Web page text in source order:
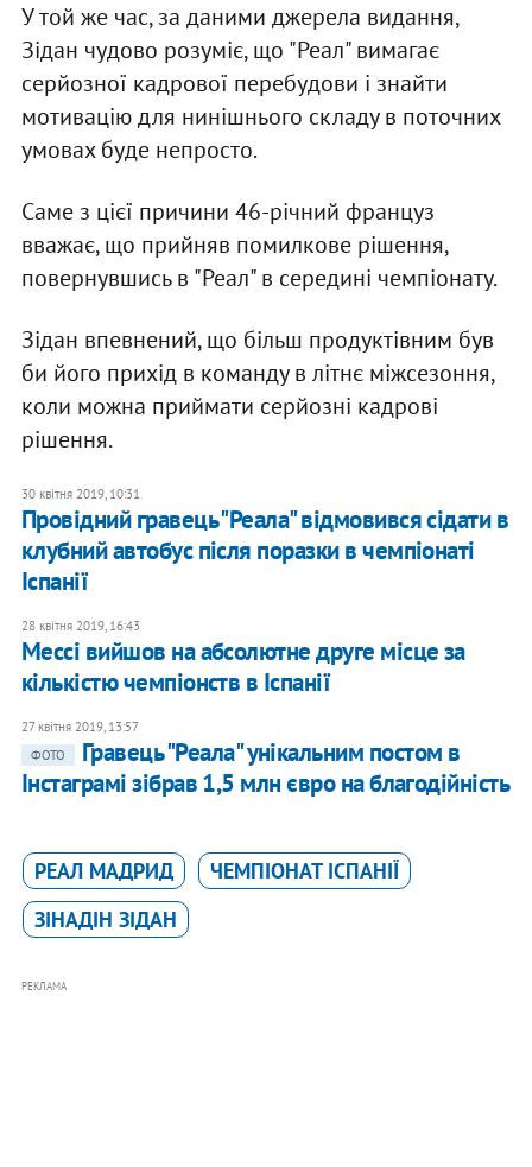
У той же час, за даними джерела видання,
Зідан чудово розуміє, що "Реал" вимагає
серйозної кадрової перебудови і знайти
мотивацію для нинішнього складу в поточних
умовах буде непросто.
Саме з цієї причини 46-річний француз
вважає, що прийняв помилкове рішення,
повернувшись в "Реал" в середині чемпіонату.
Зідан впевнений, що більш продуктівним був
би його прихід в команду в літнє міжсезоння,
коли можна приймати серйозні кадрові
рішення.
30 квітня 2019, 10:31
Провідний гравець "Реала" відмовився сідати в
клубний автобус після поразки в чемпіонаті
Іспанії
28 квітня 2019, 16:43
Мессі вийшов на абсолютне друге місце за
кількістю чемпіонств в Іспанії
27 квітня 2019, 13:57
ФОТО
Гравець "Реала" унікальним постом в
Інстаграмі зібрав 1,5 млн євро на благодійність
РЕАЛ МАДРИД
ЧЕМПІОНАТ ІСПАНІЇ
ЗІНАДІН ЗІДАН
РЕКЛАМА